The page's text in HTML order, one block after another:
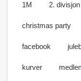
1M 2.
christmas party
facebook
kurver